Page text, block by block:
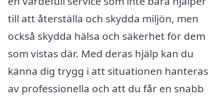
till att återställa och skydda miljön, men
också skydda hälsa och säkerhet för dem
som vistas där. Med deras hjälp kan du
känna dig trygg i att situationen hanteras
av professionella och att du får en snabb